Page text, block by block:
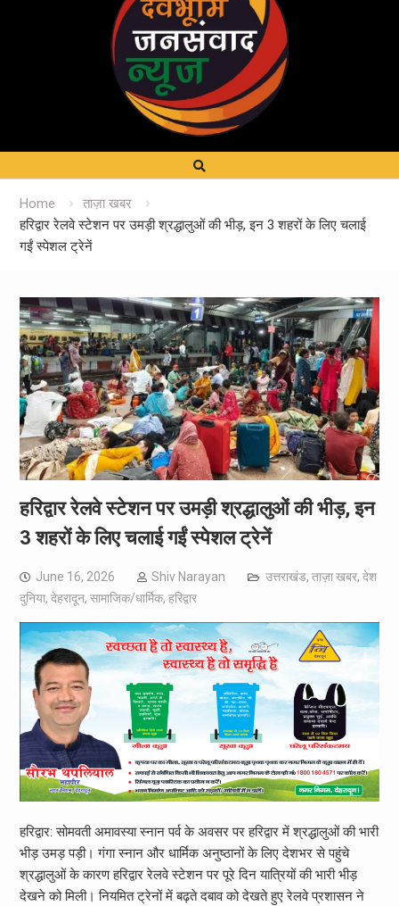
Home
ताज़ा खबर
हरिद्वार रेलवे स्टेशन पर उमड़ी श्रद्धालुओं की भीड़, इन 3 शहरों के लिए चलाई
गईं स्पेशल ट्रेनें
हरिद्वार रेलवे स्टेशन पर उमड़ी श्रद्धालुओं की भीड़, इन
3 शहरों के लिए चलाई गईं स्पेशल ट्रेनें
June 16, 2026 Shiv Narayan उत्तराखंड, ताज़ा खबर, देश
दुनिया, देहरादून, सामाजिक/धार्मिक, हरिद्वार
हरिद्वार: सोमवती अमावस्या स्नान पर्व के अवसर पर हरिद्वार में श्रद्धालुओं की भारी
भीड़ उमड़ पड़ी। गंगा स्नान और धार्मिक अनुष्ठानों के लिए देशभर से पहुंचे
श्रद्धालुओं के कारण हरिद्वार रेलवे स्टेशन पर पूरे दिन यात्रियों की भारी भीड़
देखने को मिली। नियमित ट्रेनों में बढ़ते दबाव को देखते हुए रेलवे प्रशासन ने